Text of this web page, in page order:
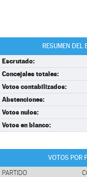
RESUMEN DEL
Escrutado:
Concejales totales:
Votos contabilizados:
Abstenciones:
Votos nulos:
Votos en blanco:
VOTOS POR
PARTIDO